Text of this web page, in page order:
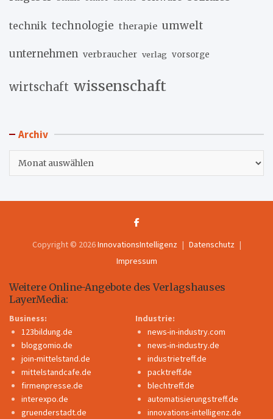
technik technologie therapie umwelt
unternehmen verbraucher verlag vorsorge
wirtschaft wissenschaft
Archiv
Copyright © 2026InnovationsIntelligenz
Datenschutz
Impressum
Weitere Online-Angebote des Verlagshauses
LayerMedia:
Business:
123bildung.de
bloggomio.de
join-mittelstand.de
mittelstandcafe.de
firmenpresse.de
interexpo.de
gruenderstadt.de
Industrie:
news-in-industry.com
news-in-industry.de
industrietreff.de
packtreff.de
blechtreff.de
automatisierungstreff.de
innovations-intelligenz.de